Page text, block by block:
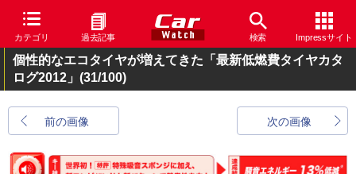
カテゴリ 過去記事 検索 Impressサイト
個性的なエコタイヤが増えてきた「最新低燃費タイヤカタ
ログ2012」 (31/100)
前の画像 次の画像